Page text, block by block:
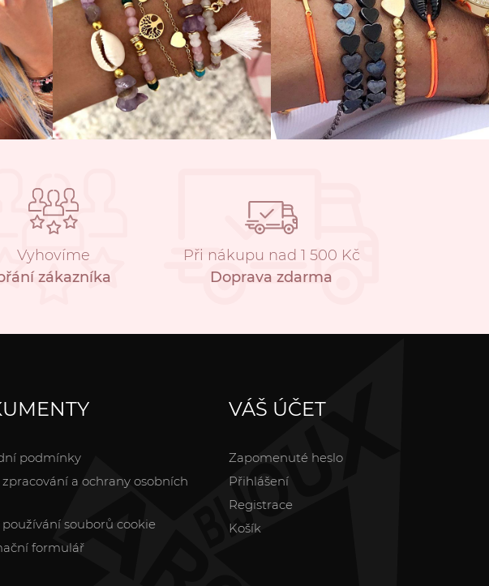
Vyhovíme
zákazníka
Při nákupu nad 1 500 Kč
Doprava zdarma
podmínky
zpracování a ochrany osobních
používání souborů cookie
formulář
VÁŠ ÚČET
Zapomenuté heslo
Přihlášení
Registrace
Košík